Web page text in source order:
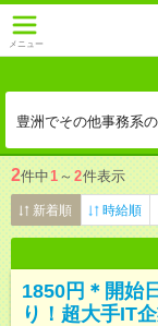
メニュー
豊洲でその他事務系
2件中1 ～ 2件表示
新着順 時給順
1850円＊開始
り！超大手IT